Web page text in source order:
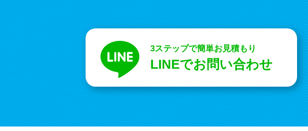
3ステップで簡単お見積もり
LINEでお問い合わせ